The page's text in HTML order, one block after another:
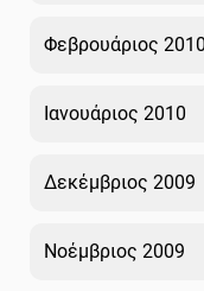
Φεβρουάριος 2010
Ιανουάριος 2010
Δεκέμβριος 2009
Νοέμβριος 2009